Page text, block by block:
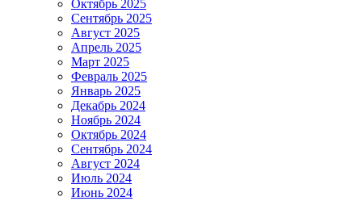
Октябрь 2025
Сентябрь 2025
Август 2025
Апрель 2025
Март 2025
Февраль 2025
Январь 2025
Декабрь 2024
Ноябрь 2024
Октябрь 2024
Сентябрь 2024
Август 2024
Июль 2024
Июнь 2024